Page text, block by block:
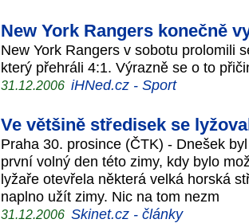
New York Rangers konečně
New York Rangers v sobotu prolomili
který přehráli 4:1. Výrazně se o to
31.12.2006 iHNed.cz - Sport
Ve většině středisek se
Praha 30. prosince (ČTK) - Dnešek
první volný den této zimy, kdy bylo
lyžaře otevřela některá velká horská
naplno užít zimy. Nic na tom nezm
31.12.2006 Skinet.cz - články